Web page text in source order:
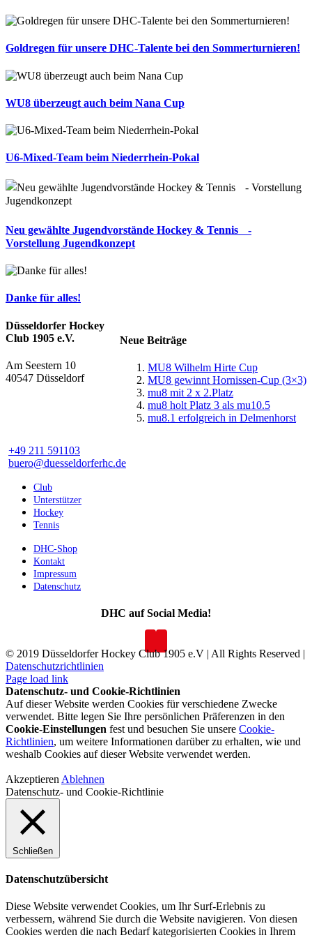
Goldregen für unsere DHC-Talente bei den Sommerturnieren!
WU8 überzeugt auch beim Nana Cup
U6-Mixed-Team beim Niederrhein-Pokal
Neu gewählte Jugendvorstände Hockey & Tennis -
Vorstellung Jugendkonzept
Danke für alles!
Neue Beiträge
MU8 Wilhelm Hirte Cup
MU8 gewinnt Hornissen-Cup (3×3)
mu8 mit 2 x 2.Platz
mu8 holt Platz 3 als mu10.5
mu8.1 erfolgreich in Delmenhorst
Düsseldorfer Hockey
Club 1905 e.V.
Am Seestern 10
40547 Düsseldorf
+49 211 591103
buero@duesseldorferhc.de
Club
Unterstützer
Hockey
Tennis
DHC-Shop
Kontakt
Impressum
Datenschutz
DHC auf Social Media!
© 2019 Düsseldorfer Hockey Club 1905 e.V | All Rights Reserved |
Datenschutzrichtlinien
Page load link
Datenschutz- und Cookie-Richtlinien
Auf dieser Website werden Cookies für verschiedene Zwecke
verwendet. Bitte legen Sie Ihre persönlichen Präferenzen in den
Cookie-Einstellungen fest und besuchen Sie unsere Cookie-
Richtlinien, um weitere Informationen darüber zu erhalten, wie und
weshalb Cookies auf dieser Website verwendet werden.
Akzeptieren Ablehnen
Datenschutz- und Cookie-Richtlinie
Schließen
Datenschutzübersicht
Diese Website verwendet Cookies, um Ihr Surf-Erlebnis zu
verbessern, während Sie durch die Website navigieren. Von diesen
Cookies werden die nach Bedarf kategorisierten Cookies in Ihrem